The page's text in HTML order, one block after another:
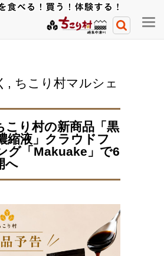
メ
ニ
, ちこり村マルシェ
こり村の新商品「黒
縮液」クラウドフ
グ「Makuake」で6
へ